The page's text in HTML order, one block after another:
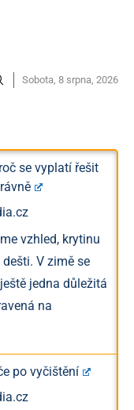
Sobota, 8 srpna, 2026
se vyplatí řešit
vzhled, krytinu
V zimě se
jedna důležitá
na
po vyčištění